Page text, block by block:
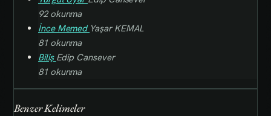
92 okunma
İnce Memed Yaşar KEMAL
81 okunma
Biliş Edip Cansever
81 okunma
Benzer Kelimeler